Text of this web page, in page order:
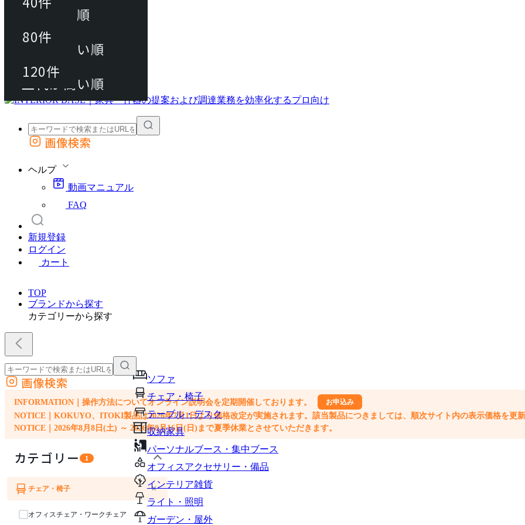
動画マニュアル
FAQ
カート
外部サイトの商品をカートに追加
画像検索
ヘルプ
動画マニュアル
FAQ
新規登録
ログイン
カート
TOP
ブランドから探す
カテゴリーから探す
ソファ
チェア・椅子
テーブル・デスク
収納家具
パーソナルブース・集中ブース
オフィスアクセサリー・備品
インテリア雑貨
ライト・照明
ガーデン・屋外
外部サイトの商品をカートに追加
他のサイトで見つけた商品ページのURLを貼り付けて、カートに追加できます
画像検索
INFORMATION｜操作方法についてオンライン説明会を定期開催しております。 お申込み
NOTICE｜KOKUYO、ITOKI製品は2026年7月1日より価格改定が実施されます。該当製品につきましては、順次サイト内の表示価格を更新
NOTICE｜2026年8月8日(土) ～ 2026年8月16日(日)まで夏季休業とさせていただきます。
カテゴリー 1
ソファ
チェア・椅子 ×
オフィスチェア・ワークチェア
80件
120件
おすすめ順
上代が安い順
上代が高い順
80件
120件